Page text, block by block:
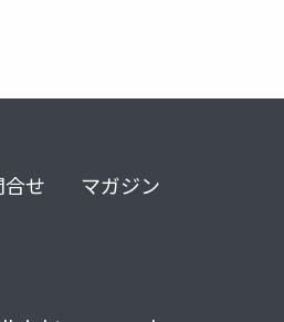
せ マガジン